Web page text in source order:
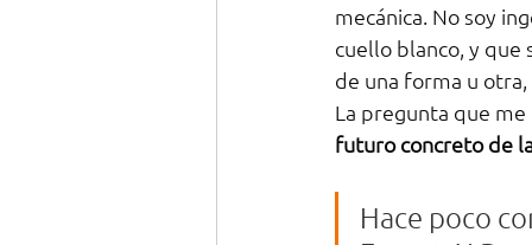
mecánica. No soy
cuello blanco, y que
de una forma u
La pregunta que
futuro concreto de
Hace poco